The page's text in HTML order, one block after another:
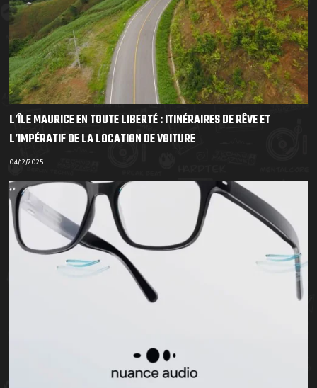
L’ÎLE MAURICE EN TOUTE LIBERTÉ : ITINÉRAIRES DE RÊVE ET
L’IMPÉRATIF DE LA LOCATION DE VOITURE
04/12/2025